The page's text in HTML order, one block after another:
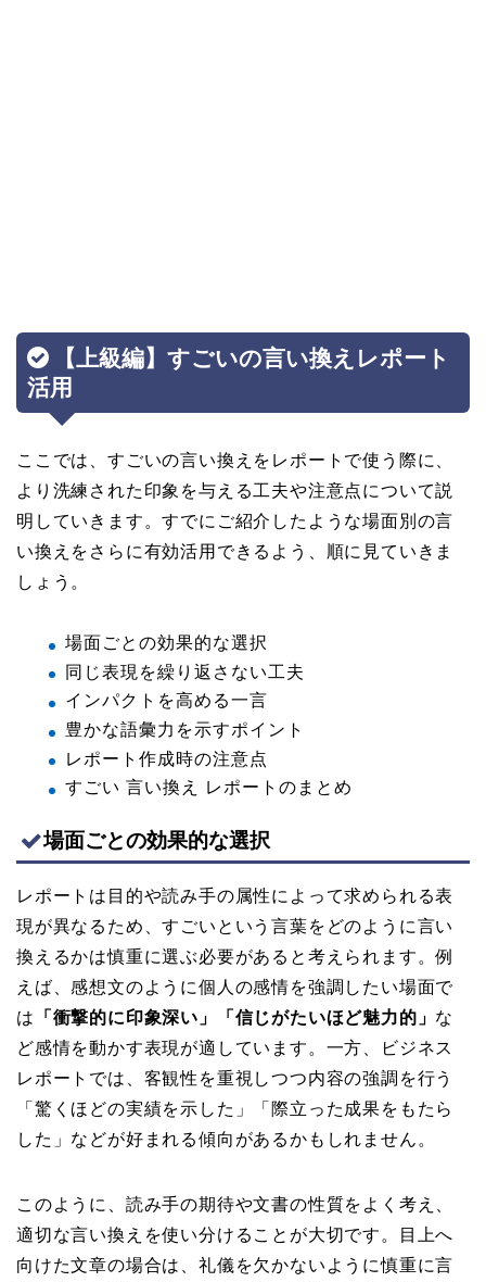
【上級編】すごいの言い換えレポート
活用
ここでは、すごいの言い換えをレポートで使う際に、
より洗練された印象を与える工夫や注意点について説
明していきます。すでにご紹介したような場面別の言
い換えをさらに有効活用できるよう、順に見ていきま
しょう。
場面ごとの効果的な選択
同じ表現を繰り返さない工夫
インパクトを高める一言
豊かな語彙力を示すポイント
レポート作成時の注意点
すごい 言い換え レポートのまとめ
場面ごとの効果的な選択
レポートは目的や読み手の属性によって求められる表
現が異なるため、すごいという言葉をどのように言い
換えるかは慎重に選ぶ必要があると考えられます。例
えば、感想文のように個人の感情を強調したい場面で
は
「衝撃的に印象深い」「信じがたいほど魅力的」 な
ど感情を動かす表現が適しています。一方、ビジネス
レポートでは、客観性を重視しつつ内容の強調を行う
「驚くほどの実績を示した」「際立った成果をもたら
した」などが好まれる傾向があるかもしれません。
このように、読み手の期待や文書の性質をよく考え、
適切な言い換えを使い分けることが大切です。目上へ
向けた文章の場合は、礼儀を欠かないように慎重に言